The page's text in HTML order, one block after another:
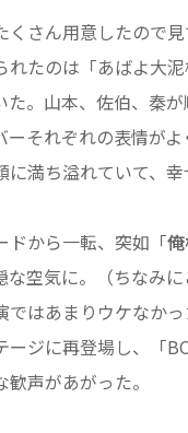
くさん用意したので見
れたのは「あばよ大
た。山本、佐伯、秦
ーそれぞれの表情が
満ち溢れていて、
ドから一転、突如「
な空気に。（ちなみ
ではあまりウケなか
ジに再登場し、「
声があがった。